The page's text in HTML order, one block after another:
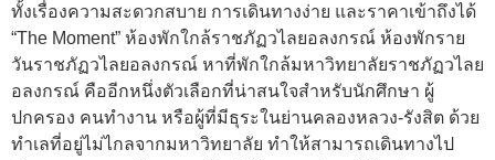
ทั้งเรื่องความสะดวกสบาย การเดินทางง่าย และราคาเข้าถึงได้
“The Moment” ห้องพักใกล้ราชภัฏวไลยอลงกรณ์ ห้องพักราย
วันราชภัฏวไลยอลงกรณ์ หาที่พักใกล้มหาวิทยาลัยราชภัฏวไลย
อลงกรณ์ คืออีกหนึ่งตัวเลือกที่น่าสนใจสำหรับนักศึกษา ผู้
ปกครอง คนทำงาน หรือผู้ที่มีธุระในย่านคลองหลวง-รังสิต ด้วย
ทำเลที่อยู่ไม่ไกลจากมหาวิทยาลัย ทำให้สามารถเดินทางไป